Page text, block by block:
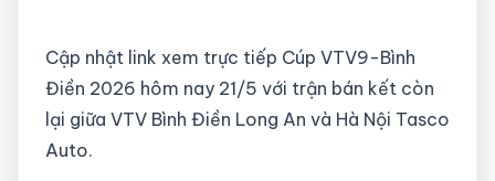
Cập nhật link xem trực tiếp Cúp VTV9-Bình
Điền 2026 hôm nay 21/5 với trận bán kết còn
lại giữa VTV Bình Điền Long An và Hà Nội Tasco
Auto.